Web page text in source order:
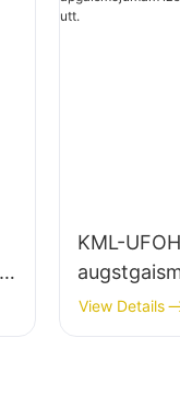
KML-
View Details